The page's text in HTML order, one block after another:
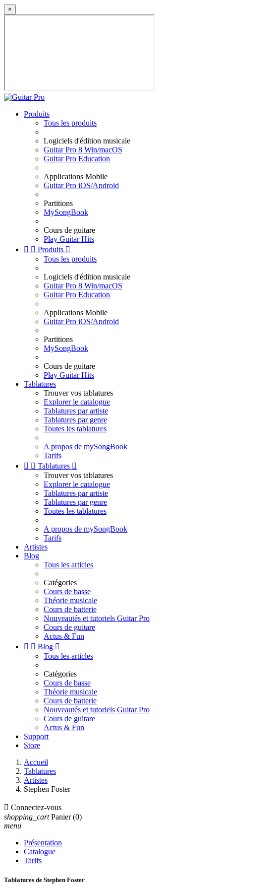
×
Produits
Tous les produits
Logiciels d'édition musicale
Guitar Pro 8 Win/macOS
Guitar Pro Education
Applications Mobile
Guitar Pro iOS/Android
Partitions
MySongBook
Cours de guitare
Play Guitar Hits
  Produits 
Tous les produits
Logiciels d'édition musicale
Guitar Pro 8 Win/macOS
Guitar Pro Education
Applications Mobile
Guitar Pro iOS/Android
Partitions
MySongBook
Cours de guitare
Play Guitar Hits
Tablatures
Trouver vos tablatures
Explorer le catalogue
Tablatures par artiste
Tablatures par genre
Toutes les tablatures
A propos de mySongBook
Tarifs
  Tablatures 
Trouver vos tablatures
Explorer le catalogue
Tablatures par artiste
Tablatures par genre
Toutes les tablatures
A propos de mySongBook
Tarifs
Artistes
Blog
Tous les articles
Catégories
Cours de basse
Théorie musicale
Cours de batterie
Nouveautés et tutoriels Guitar Pro
Cours de guitare
Actus & Fun
  Blog 
Tous les articles
Catégories
Cours de basse
Théorie musicale
Cours de batterie
Nouveautés et tutoriels Guitar Pro
Cours de guitare
Actus & Fun
Support
Store
Accueil
Tablatures
Artistes
Stephen Foster
 Connectez-vous
shopping_cart Panier (0)
menu
Présentation
Catalogue
Tarifs
Tablatures de Stephen Foster